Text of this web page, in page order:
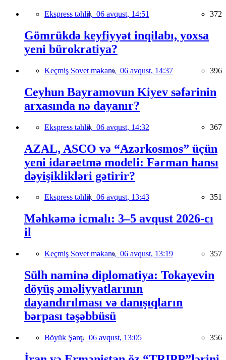
Ekspress təhlil, 06 avqust, 14:51 372
Gömrükdə keyfiyyət inqilabı, yoxsa
yeni bürokratiya?
Keçmiş Sovet məkanı, 06 avqust, 14:37 396
Ceyhun Bayramovun Kiyev səfərinin
arxasında nə dayanır?
Ekspress təhlil, 06 avqust, 14:32 367
AZAL, ASCO və “Azərkosmos” üçün
yeni idarəetmə modeli: Fərman hansı
dəyişiklikləri gətirir?
Ekspress təhlil, 06 avqust, 13:43 351
Məhkəmə icmalı: 3–5 avqust 2026-cı
il
Keçmiş Sovet məkanı, 06 avqust, 13:19 357
Sülh naminə diplomatiya: Tokayevin
döyüş əməliyyatlarının
dayandırılması və danışıqların
bərpası təşəbbüsü
Böyük Şərq, 06 avqust, 13:05 356